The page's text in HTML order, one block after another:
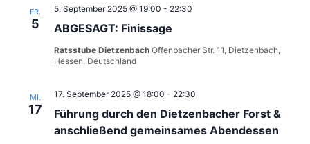
FR.
5 ABGESAGT: Finissage
5. September 2025 @ 19:00 - 22:30
Ratsstube Dietzenbach Offenbacher Str. 11, Dietzenbach,
Hessen, Deutschland
MI.
17
Führung durch den Dietzenbacher Forst &
anschließend gemeinsames Abendessen
17. September 2025 @ 18:00 - 22:30